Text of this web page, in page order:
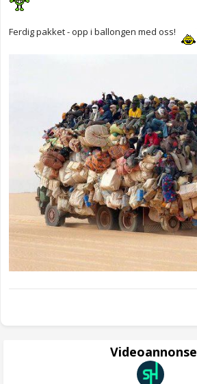
Ferdig pakket - opp i ballongen med oss!
Videoannonse